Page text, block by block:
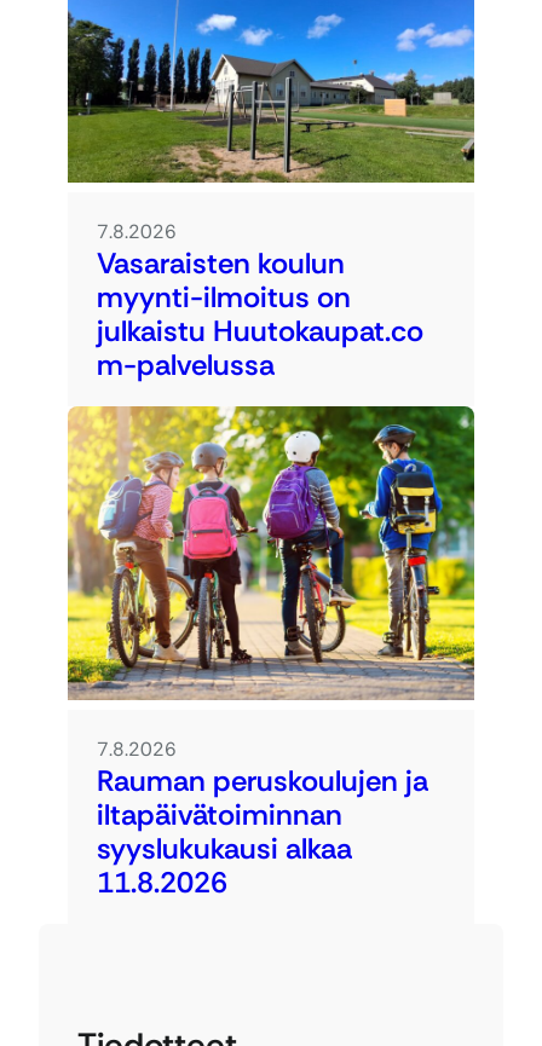
7.8.2026
Vasaraisten koulun
myynti-ilmoitus on
julkaistu Huutokaupat.co
m-palvelussa
7.8.2026
Rauman peruskoulujen ja
iltapäivätoiminnan
syyslukukausi alkaa
11.8.2026